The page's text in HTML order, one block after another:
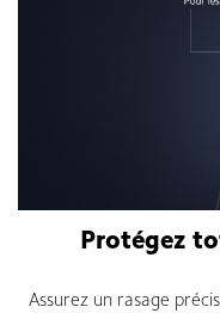
Protégez
Assurez un rasage